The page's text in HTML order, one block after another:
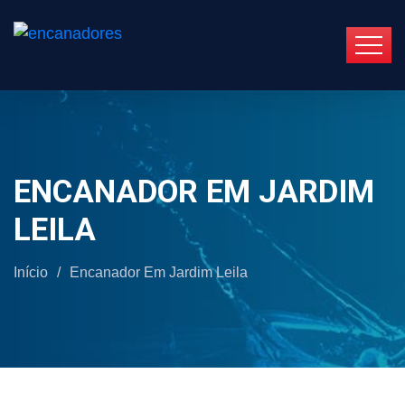
ENCANADOR EM JARDIM
LEILA
Início / Encanador Em Jardim Leila